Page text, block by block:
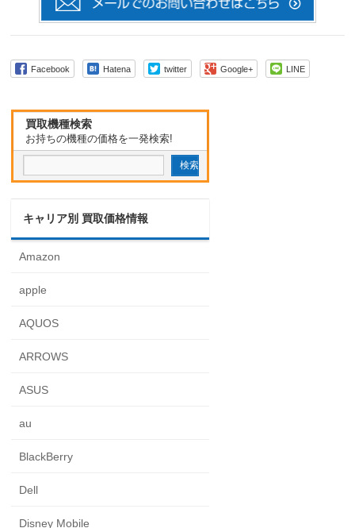
Facebook Hatena twitter Google+ LINE
買取機種検索
お持ちの機種の価格を一発検索!
キャリア別 買取価格情報
Amazon
apple
AQUOS
ARROWS
ASUS
au
BlackBerry
Dell
Disney Mobile